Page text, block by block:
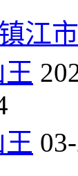
江